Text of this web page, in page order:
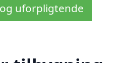
uforpligtende